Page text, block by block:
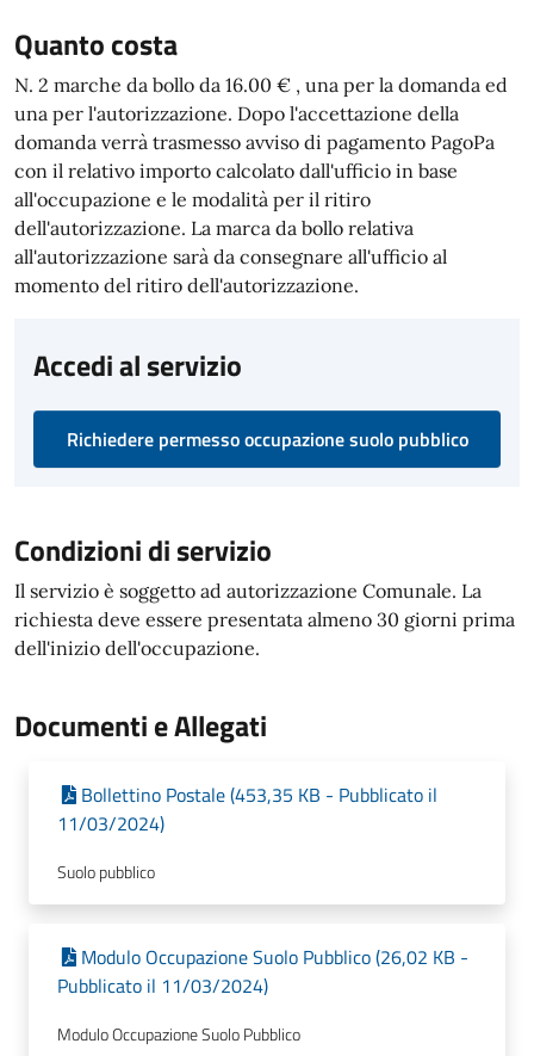
Quanto costa
N. 2 marche da bollo da 16.00 € , una per la domanda ed
una per l'autorizzazione. Dopo l'accettazione della
domanda verrà trasmesso avviso di pagamento PagoPa
con il relativo importo calcolato dall'ufficio in base
all'occupazione e le modalità per il ritiro
dell'autorizzazione. La marca da bollo relativa
all'autorizzazione sarà da consegnare all'ufficio al
momento del ritiro dell'autorizzazione.
Accedi al servizio
Richiedere permesso occupazione suolo pubblico
Condizioni di servizio
Il servizio è soggetto ad autorizzazione Comunale. La
richiesta deve essere presentata almeno 30 giorni prima
dell'inizio dell'occupazione.
Documenti e Allegati
Bollettino Postale (453,35 KB - Pubblicato il
11/03/2024)
Suolo pubblico
Modulo Occupazione Suolo Pubblico (26,02 KB -
Pubblicato il 11/03/2024)
Modulo Occupazione Suolo Pubblico